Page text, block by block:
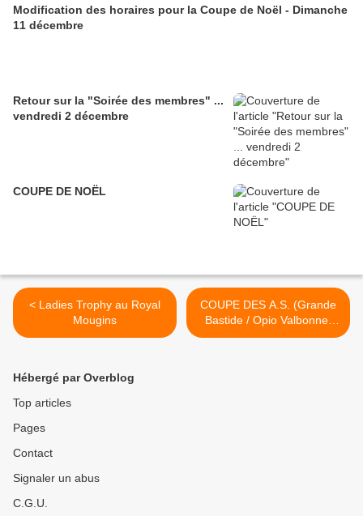
Modification des horaires pour la Coupe de Noël - Dimanche
11 décembre
Retour sur la "Soirée des membres" ...
vendredi 2 décembre
COUPE DE NOËL
< Ladies Trophy au Royal
Mougins
COUPE DES A.S. (Grande
Bastide / Opio Valbonne)
Aller - Retour >
Hébergé par Overblog
Top articles
Pages
Contact
Signaler un abus
C.G.U.